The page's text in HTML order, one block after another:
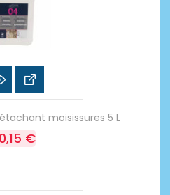
moisissures 5 L
€